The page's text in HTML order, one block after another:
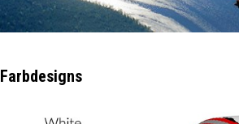
Farbdesigns